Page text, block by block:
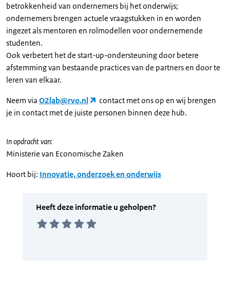
betrokkenheid van ondernemers bij het onderwijs;
ondernemers brengen actuele vraagstukken in en worden
ingezet als mentoren en rolmodellen voor ondernemende
studenten.
Ook verbetert het de start-up-ondersteuning door betere
afstemming van bestaande practices van de partners en door te
leren van elkaar.
Neem via O2lab@rvo.nl
contact met ons op en wij brengen
je in contact met de juiste personen binnen deze hub.
In opdracht van:
Ministerie van Economische Zaken
Hoort bij: Innovatie, onderzoek en onderwijs